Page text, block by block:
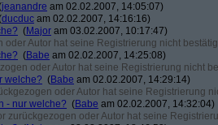
jeanandre am 02.02.2007, 14:05:07)
ducduc am 02.02.2007, 14:16:16)
(Major am 03.02.2007, 10:17:47)
oder Autor hat seine Registrierung nicht
(Babe am 02.02.2007, 14:25:08)
oder Autor hat seine Registrierung nicht
welche? (Babe am 02.02.2007, 14:29:14)
oder Autor hat seine Registrierung
- nur welche? (Babe am 02.02.2007, 14:32:04)
zurückgezogen oder Autor hat seine